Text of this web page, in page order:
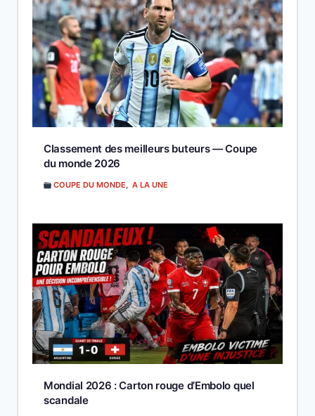
Classement des meilleurs buteurs — Coupe
du monde 2026
COUPE DU MONDE, A LA UNE
Mondial 2026 : Carton rouge d’Embolo quel
scandale